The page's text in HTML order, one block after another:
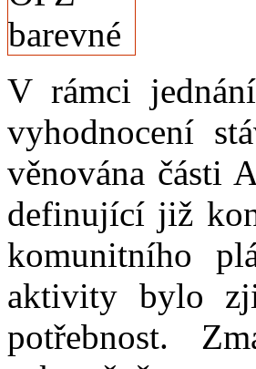
V rámci
vyhodnocení
věnována části
definující již
komunitního
aktivity bylo
potřebnost.